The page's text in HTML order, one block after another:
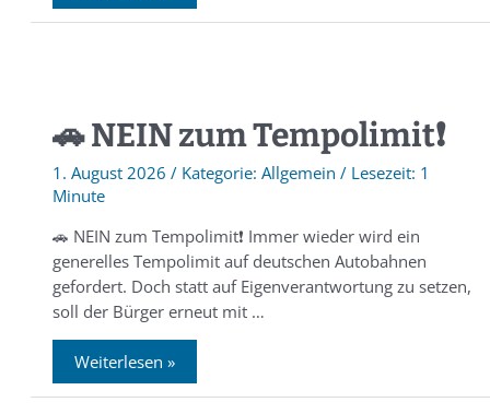
🚗 NEIN zum Tempolimit❗️
1. August 2026 / Allgemein /
1
Minute
🚗 NEIN zum Tempolimit❗️ Immer wieder wird ein
generelles Tempolimit auf deutschen Autobahnen
gefordert. Doch statt auf Eigenverantwortung zu setzen,
soll der Bürger erneut mit …
Weiterlesen »